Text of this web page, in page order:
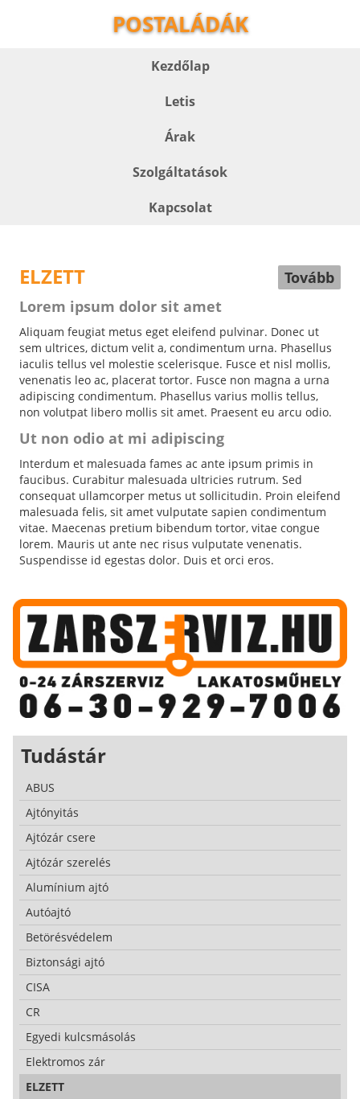
POSTALÁDÁK
Kezdőlap
Letis
Árak
Szolgáltatások
Kapcsolat
ELZETT
Tovább
Lorem ipsum dolor sit amet
Aliquam feugiat metus eget eleifend pulvinar. Donec ut
sem ultrices, dictum velit a, condimentum urna. Phasellus
iaculis tellus vel molestie scelerisque. Fusce et nisl mollis,
venenatis leo ac, placerat tortor. Fusce non magna a urna
adipiscing condimentum. Phasellus varius mollis tellus,
non volutpat libero mollis sit amet. Praesent eu arcu odio.
Ut non odio at mi adipiscing
Interdum et malesuada fames ac ante ipsum primis in
faucibus. Curabitur malesuada ultricies rutrum. Sed
consequat ullamcorper metus ut sollicitudin. Proin eleifend
malesuada felis, sit amet vulputate sapien condimentum
vitae. Maecenas pretium bibendum tortor, vitae congue
lorem. Mauris ut ante nec risus vulputate venenatis.
Suspendisse id egestas dolor. Duis et orci eros.
Tudástár
ABUS
Ajtónyitás
Ajtózár csere
Ajtózár szerelés
Alumínium ajtó
Autóajtó
Betörésvédelem
Biztonsági ajtó
CISA
CR
Egyedi kulcsmásolás
Elektromos zár
ELZETT